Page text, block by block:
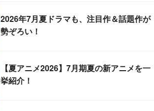
2026年7月夏ドラマも、注目作＆話題作が
勢ぞろい！
【夏アニメ2026】7月期夏の新アニメを一
挙紹介！